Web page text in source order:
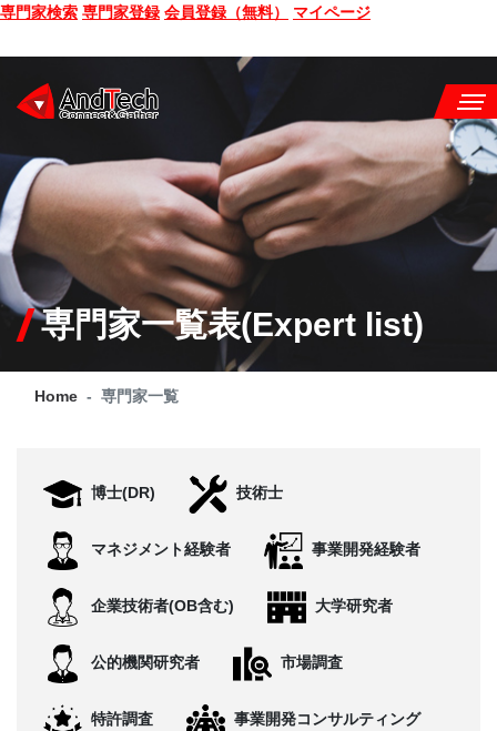
専門家検索 専門家登録 会員登録（無料） マイページ
SEMINAR
BOOK
CONSULTING
SERVICE
Q&A
CONTACT
専門家一覧表(Expert list)
Home 専門家一覧
博士(DR) 技術士
マネジメント経験者 事業開発経験者
企業技術者(OB含む) 大学研究者
公的機関研究者 市場調査
特許調査 事業開発コンサルティング